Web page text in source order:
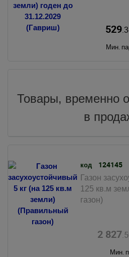
529
Мин.
Товары, временно
в
код 124145
Газон
125 кв.м
газон)
2 827
Мин.